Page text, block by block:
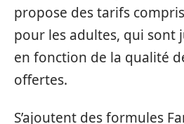
propose des tarifs
pour les adultes, qui sont
en fonction de la qualité
offertes.
S’ajoutent des formules